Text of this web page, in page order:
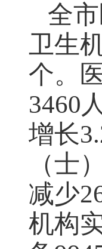
全
卫生
个。
3460
增长
（士
减少
机构